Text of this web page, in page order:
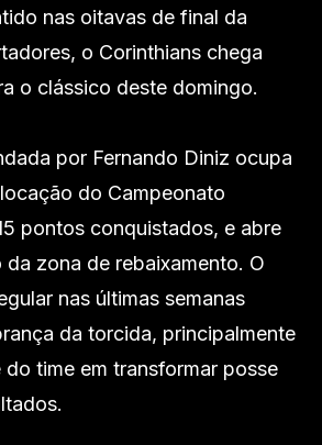
nas oitavas de final da
o Corinthians chega
o clássico deste domingo.
por Fernando Diniz ocupa
do Campeonato
pontos conquistados, e abre
zona de rebaixamento. O
nas últimas semanas
da torcida, principalmente
time em transformar posse